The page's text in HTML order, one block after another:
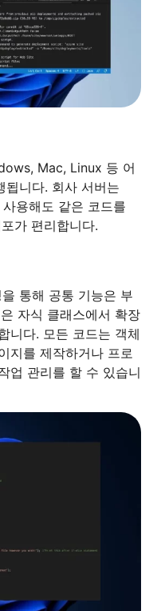
Mac, Linux 등 어
됩니다. 회사 서버는
용해도 같은 코드를
가 편리합니다.
통해 공통 기능은 부
자식 클래스에서 확장
니다. 모든 코드는 객체
지를 제작하거나 프로
업 관리를 할 수 있습니